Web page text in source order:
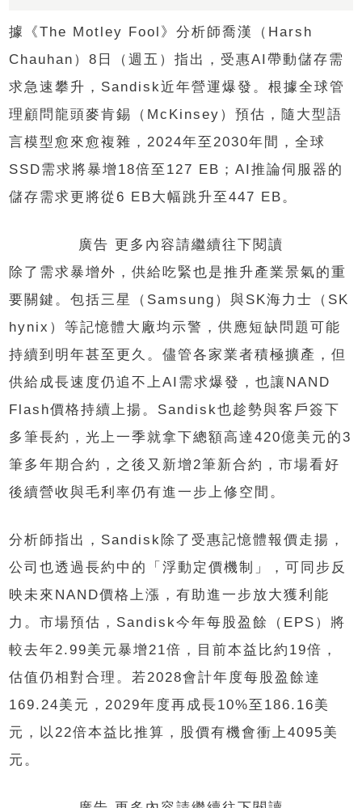
據《The Motley Fool》分析師喬漢（Harsh
Chauhan）8日（週五）指出，受惠AI帶動儲存需
求急速攀升，Sandisk近年營運爆發。根據全球管
理顧問龍頭麥肯錫（McKinsey）預估，隨大型語
言模型愈來愈複雜，2024年至2030年間，全球
SSD需求將暴增18倍至127 EB；AI推論伺服器的
儲存需求更將從6 EB大幅跳升至447 EB。
廣告 更多內容請繼續往下閱讀
除了需求暴增外，供給吃緊也是推升產業景氣的重
要關鍵。包括三星（Samsung）與SK海力士（SK
hynix）等記憶體大廠均示警，供應短缺問題可能
持續到明年甚至更久。儘管各家業者積極擴產，但
供給成長速度仍追不上AI需求爆發，也讓NAND
Flash價格持續上揚。Sandisk也趁勢與客戶簽下
多筆長約，光上一季就拿下總額高達420億美元的3
筆多年期合約，之後又新增2筆新合約，市場看好
後續營收與毛利率仍有進一步上修空間。
分析師指出，Sandisk除了受惠記憶體報價走揚，
公司也透過長約中的「浮動定價機制」，可同步反
映未來NAND價格上漲，有助進一步放大獲利能
力。市場預估，Sandisk今年每股盈餘（EPS）將
較去年2.99美元暴增21倍，目前本益比約19倍，
估值仍相對合理。若2028會計年度每股盈餘達
169.24美元，2029年度再成長10%至186.16美
元，以22倍本益比推算，股價有機會衝上4095美
元。